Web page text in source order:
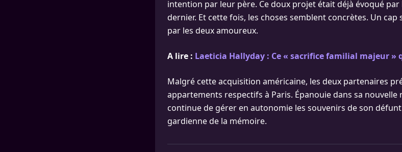
intention par leur père. Ce doux projet était déjà évoqué par
dernier. Et cette fois, les choses semblent concrètes. Un cap
par les deux amoureux.
A lire : Laeticia Hallyday : Ce « sacrifice familial majeur »
Malgré cette acquisition américaine, les deux partenaires
appartements respectifs à Paris. Épanouie dans sa nouvelle
continue de gérer en autonomie les souvenirs de son
gardienne de la mémoire.